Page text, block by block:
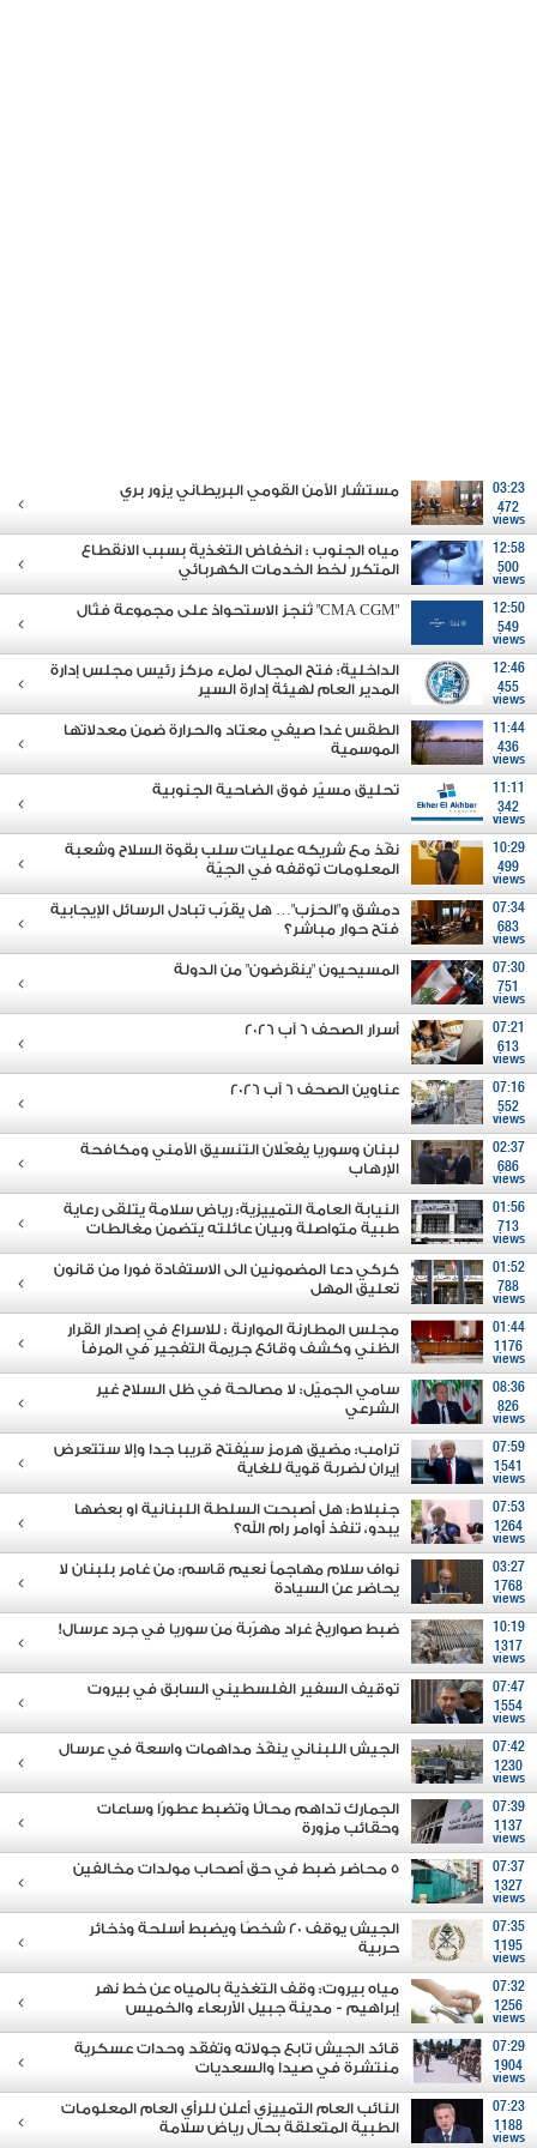
03:23
472
views
مستشار الأمن القومي البريطاني يزور بري
12:58
500
views
مياه الجنوب : انخفاض التغذية بسبب الانقطاع
المتكرر لخط الخدمات الكهربائي
12:50
549
views
"CMA CGM" تُنجز الاستحواذ على مجموعة فتّال
12:46
455
views
الداخلية: فتح المجال لملء مركز رئيس مجلس إدارة
المدير العام لهيئة إدارة السير
11:44
436
views
الطقس غدا صيفي معتاد والحرارة ضمن معدلاتها
الموسمية
11:11
342
views
تحليق مسيّر فوق الضاحية الجنوبية
10:29
499
views
نفّذ مع شريكه عمليات سلب بقوة السلاح وشعبة
المعلومات توقفه في الجِيّة
07:34
683
views
دمشق و"الحزب"… هل يقرّب تبادل الرسائل الإيجابية
فتح حوار مباشر؟
07:30
751
views
المسيحيون "ينقرضون" من الدولة
07:21
613
views
أسرار الصحف 6 آب 2026
07:16
552
views
عناوين الصحف 6 آب 2026
02:37
686
views
لبنان وسوريا يفعّلان التنسيق الأمني ومكافحة
الإرهاب
01:56
713
views
النيابة العامة التمييزية: رياض سلامة يتلقى رعاية
طبية متواصلة وبيان عائلته يتضمن مغالطات
01:52
788
views
كركي دعا المضمونين الى الاستفادة فورا من قانون
تعليق المهل
01:44
1176
views
مجلس المطارنة الموارنة : للاسراع في إصدار القرار
الظني وكشف وقائع جريمة التفجير في المرفأ
08:36
826
views
سامي الجميّل: لا مصالحة في ظل السلاح غير
الشرعي
07:59
1541
views
ترامب: مضيق هرمز سيُفتح قريبا جدا وإلا ستتعرض
إيران لضربة قوية للغاية
07:53
1264
views
جنبلاط: هل أصبحت السلطة اللبنانية او بعضها
يبدو، تنفذ أوامر رام الله؟
03:27
1768
views
نواف سلام مهاجماً نعيم قاسم: من غامر بلبنان لا
يحاضر عن السيادة
10:19
1317
views
ضبط صواريخ غراد مهرّبة من سوريا في جرد عرسال!
07:47
1554
views
توقيف السفير الفلسطيني السابق في بيروت
07:42
1230
views
الجيش اللبناني ينفّذ مداهمات واسعة في عرسال
07:39
1137
views
الجمارك تداهم محالًا وتضبط عطورًا وساعات
وحقائب مزورة
07:37
1327
views
5 محاضر ضبط في حق أصحاب مولدات مخالفين
07:35
1195
views
الجيش يوقف 20 شخصًا ويضبط أسلحة وذخائر
حربية
07:32
1256
views
مياه بيروت: وقف التغذية بالمياه عن خط نهر
إبراهيم - مدينة جبيل الأربعاء والخميس
07:29
1904
views
قائد الجيش تابع جولاته وتفقَد وحدات عسكرية
منتشرة في صيدا والسعديات
07:23
1188
views
النائب العام التمييزي أعلن للرأي العام المعلومات
الطبية المتعلقة بحال رياض سلامة